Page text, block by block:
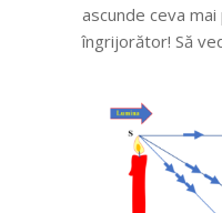
ascunde ceva
îngrijorător! Să